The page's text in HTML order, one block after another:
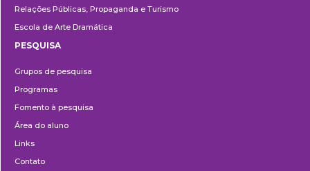
Relações Públicas, Propaganda e Turismo
Escola de Arte Dramática
PESQUISA
Grupos de pesquisa
Programas
Fomento à pesquisa
Área do aluno
Links
Contato